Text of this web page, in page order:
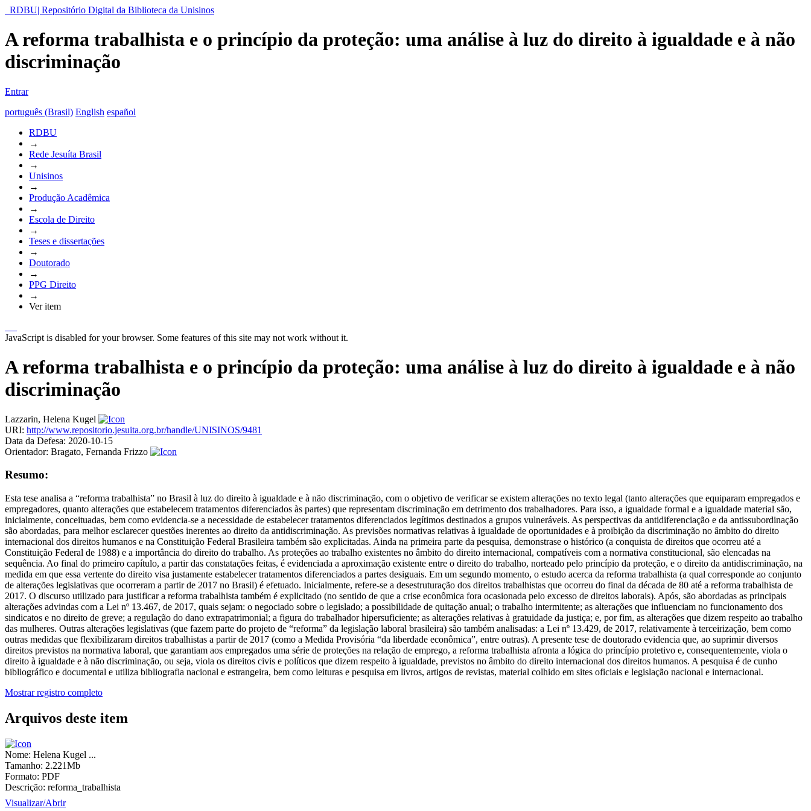
RDBU| Repositório Digital da Biblioteca da Unisinos
A reforma trabalhista e o princípio da proteção: uma análise à luz do direito à igualdade e à não
discriminação
Entrar
português (Brasil) English español
RDBU
→
Rede Jesuíta Brasil
→
Unisinos
→
Produção Acadêmica
→
Escola de Direito
→
Teses e dissertações
→
Doutorado
→
PPG Direito
→
Ver item
JavaScript is disabled for your browser. Some features of this site may not work without it.
A reforma trabalhista e o princípio da proteção: uma análise à luz do direito à igualdade e à não
discriminação
Lazzarin, Helena Kugel
URI: http://www.repositorio.jesuita.org.br/handle/UNISINOS/9481
Data da Defesa: 2020-10-15
Orientador: Bragato, Fernanda Frizzo
Resumo:
Esta tese analisa a “reforma trabalhista” no Brasil à luz do direito à igualdade e à não discriminação, com o objetivo de verificar se existem alterações no texto legal (tanto alterações que equiparam empregados e
empregadores, quanto alterações que estabelecem tratamentos diferenciados às partes) que representam discriminação em detrimento dos trabalhadores. Para isso, a igualdade formal e a igualdade material são,
inicialmente, conceituadas, bem como evidencia-se a necessidade de estabelecer tratamentos diferenciados legítimos destinados a grupos vulneráveis. As perspectivas da antidiferenciação e da antissubordinação
são abordadas, para melhor esclarecer questões inerentes ao direito da antidiscriminação. As previsões normativas relativas à igualdade de oportunidades e à proibição da discriminação no âmbito do direito
internacional dos direitos humanos e na Constituição Federal Brasileira também são explicitadas. Ainda na primeira parte da pesquisa, demonstrase o histórico (a conquista de direitos que ocorreu até a
Constituição Federal de 1988) e a importância do direito do trabalho. As proteções ao trabalho existentes no âmbito do direito internacional, compatíveis com a normativa constitucional, são elencadas na
sequência. Ao final do primeiro capítulo, a partir das constatações feitas, é evidenciada a aproximação existente entre o direito do trabalho, norteado pelo princípio da proteção, e o direito da antidiscriminação, na
medida em que essa vertente do direito visa justamente estabelecer tratamentos diferenciados a partes desiguais. Em um segundo momento, o estudo acerca da reforma trabalhista (a qual corresponde ao conjunto
de alterações legislativas que ocorreram a partir de 2017 no Brasil) é efetuado. Inicialmente, refere-se a desestruturação dos direitos trabalhistas que ocorreu do final da década de 80 até a reforma trabalhista de
2017. O discurso utilizado para justificar a reforma trabalhista também é explicitado (no sentido de que a crise econômica fora ocasionada pelo excesso de direitos laborais). Após, são abordadas as principais
alterações advindas com a Lei nº 13.467, de 2017, quais sejam: o negociado sobre o legislado; a possibilidade de quitação anual; o trabalho intermitente; as alterações que influenciam no funcionamento dos
sindicatos e no direito de greve; a regulação do dano extrapatrimonial; a figura do trabalhador hipersuficiente; as alterações relativas à gratuidade da justiça; e, por fim, as alterações que dizem respeito ao trabalho
das mulheres. Outras alterações legislativas (que fazem parte do projeto de “reforma” da legislação laboral brasileira) são também analisadas: a Lei nº 13.429, de 2017, relativamente à terceirização, bem como
outras medidas que flexibilizaram direitos trabalhistas a partir de 2017 (como a Medida Provisória “da liberdade econômica”, entre outras). A presente tese de doutorado evidencia que, ao suprimir diversos
direitos previstos na normativa laboral, que garantiam aos empregados uma série de proteções na relação de emprego, a reforma trabalhista afronta a lógica do princípio protetivo e, consequentemente, viola o
direito à igualdade e à não discriminação, ou seja, viola os direitos civis e políticos que dizem respeito à igualdade, previstos no âmbito do direito internacional dos direitos humanos. A pesquisa é de cunho
bibliográfico e documental e utiliza bibliografia nacional e estrangeira, bem como leituras e pesquisa em livros, artigos de revistas, material colhido em sites oficiais e legislação nacional e internacional.
Mostrar registro completo
Arquivos deste item
Nome: Helena Kugel ...
Tamanho: 2.221Mb
Formato: PDF
Descrição: reforma_trabalhista
Visualizar/Abrir